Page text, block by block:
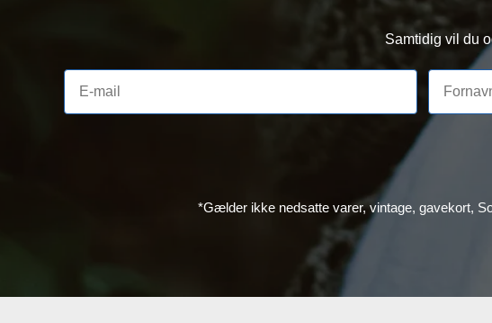
Samtidig vil du
*Gælder ikke nedsatte varer, vintage, gavekort,